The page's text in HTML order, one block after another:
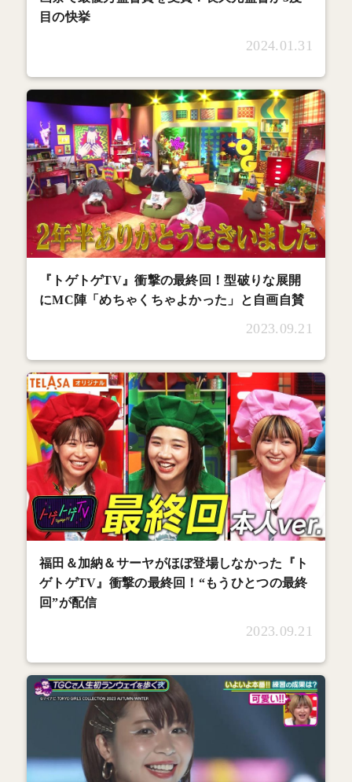
目の快挙
2024.01.31
『トゲトゲTV』衝撃の最終回！型破りな展開
にMC陣「めちゃくちゃよかった」と自画自賛
2023.09.21
福田＆加納＆サーヤがほぼ登場しなかった『ト
ゲトゲTV』衝撃の最終回！“もうひとつの最終
回”が配信
2023.09.21